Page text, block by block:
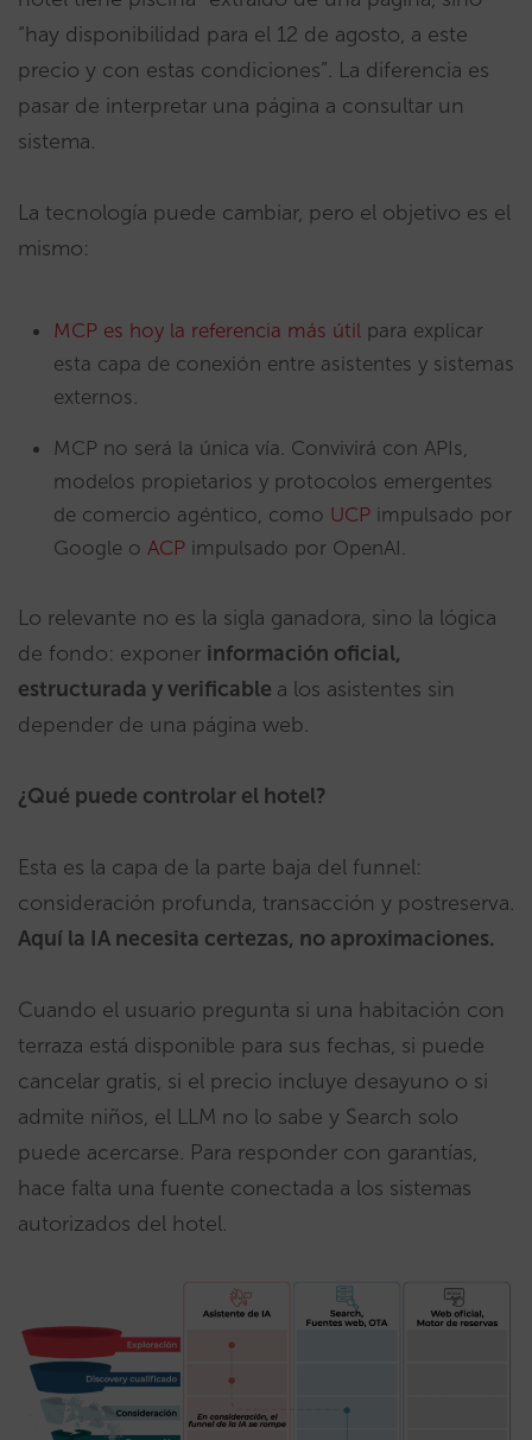
“hay disponibilidad para el 12 de agosto, a este
precio y con estas condiciones”. La diferencia es
pasar de interpretar una página a consultar un
sistema.
La tecnología puede cambiar, pero el objetivo es el
mismo:
MCP es hoy la referencia más útil para explicar
esta capa de conexión entre asistentes y sistemas
externos.
MCP no será la única vía. Convivirá con APIs,
modelos propietarios y protocolos emergentes
de comercio agéntico, como UCP impulsado por
Google o ACP impulsado por OpenAI.
Lo relevante no es la sigla ganadora, sino la lógica
de fondo: exponer información oficial,
estructurada y verificable a los asistentes sin
depender de una página web.
¿Qué puede controlar el hotel?
Esta es la capa de la parte baja del funnel:
consideración profunda, transacción y postreserva.
Aquí la IA necesita certezas, no aproximaciones.
Cuando el usuario pregunta si una habitación con
terraza está disponible para sus fechas, si puede
cancelar gratis, si el precio incluye desayuno o si
admite niños, el LLM no lo sabe y Search solo
puede acercarse. Para responder con garantías,
hace falta una fuente conectada a los sistemas
autorizados del hotel.